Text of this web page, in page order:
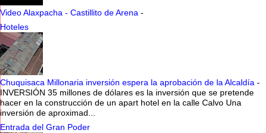
Video Alaxpacha - Castillito de Arena -
Hoteles
Chuquisaca Millonaria inversión espera la aprobación de la Alcaldía -
INVERSIÓN 35 millones de dólares es la inversión que se pretende
hacer en la construcción de un apart hotel en la calle Calvo Una
inversión de aproximad...
Entrada del Gran Poder